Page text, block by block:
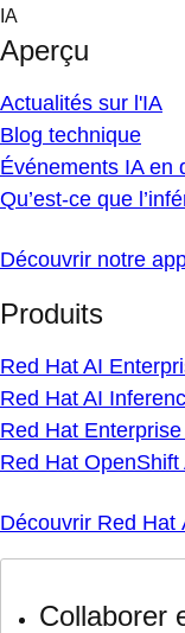
Skip
content
IA
Aperçu
Actualités sur l'IA
Blog technique
Événements IA en
Qu’est-ce que
Découvrir notre
Produits
Red Hat AI
Red Hat AI
Red Hat
Red Hat OpenShift
Découvrir Red Hat
Collaborer